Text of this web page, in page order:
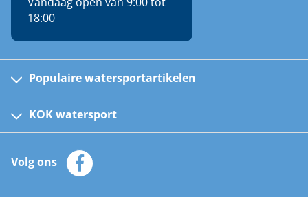
18:00
Populaire watersportartikelen
Kinder reddingsvesten
Automatische reddingsvesten
Zeilkleding
Zonnepanelen
KOK watersport
Klantenservice
Merken
Volg ons